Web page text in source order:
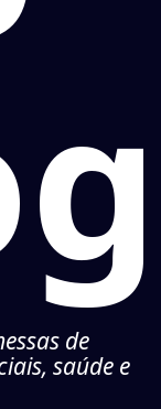
de
saúde e